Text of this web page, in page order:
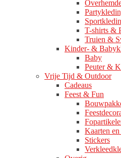
T-shirts &
Truien &
Kinder- &
Baby
Peuter &
Vrije Tijd & Outdoor
Cadeaus
Feest & Fun
Kaarten
Stickers